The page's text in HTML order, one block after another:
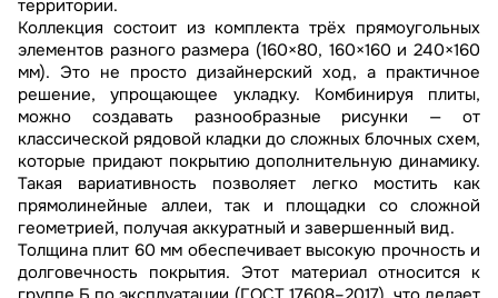
территории.
Коллекция состоит из комплекта трёх прямоугольных
элементов разного размера (160×80, 160×160 и 240×160
мм). Это не просто дизайнерский ход, а практичное
решение, упрощающее укладку. Комбинируя плиты,
можно создавать разнообразные рисунки — от
классической рядовой кладки до сложных блочных схем,
которые придают покрытию дополнительную динамику.
Такая вариативность позволяет легко мостить как
прямолинейные аллеи, так и площадки со сложной
геометрией, получая аккуратный и завершенный вид.
Толщина плит 60 мм обеспечивает высокую прочность и
долговечность покрытия. Этот материал относится к